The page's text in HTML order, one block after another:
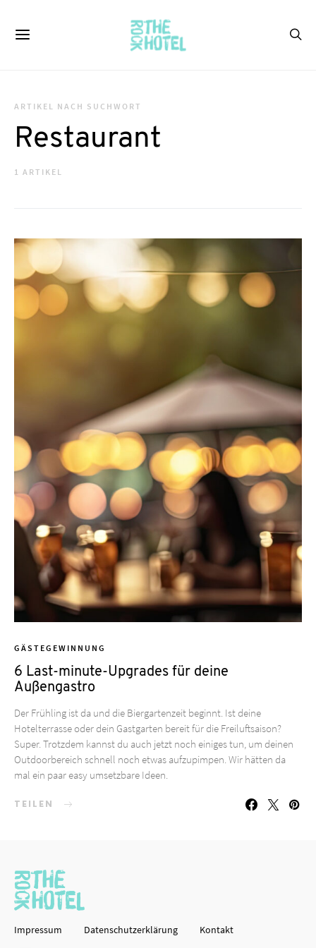
ARTIKEL NACH SUCHWORT
Restaurant
1 ARTIKEL
GÄSTEGEWINNUNG
6 Last-minute-Upgrades für deine
Außengastro
Der Frühling ist da und die Biergartenzeit beginnt. Ist deine
Hotelterrasse oder dein Gastgarten bereit für die Freiluftsaison?
Super. Trotzdem kannst du auch jetzt noch einiges tun, um deinen
Outdoorbereich schnell noch etwas aufzupimpen. Wir hätten da
mal ein paar easy umsetzbare Ideen.
TEILEN
Impressum Datenschutzerklärung Kontakt